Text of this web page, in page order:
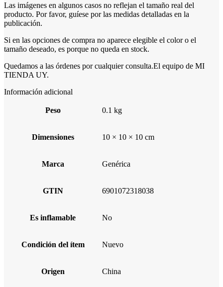
Las imágenes en algunos casos no reflejan el tamaño real del
producto. Por favor, guíese por las medidas detalladas en la
publicación.
Si en las opciones de compra no aparece elegible el color o el
tamaño deseado, es porque no queda en stock.
Quedamos a las órdenes por cualquier consulta.El equipo de MI
TIENDA UY.
Información adicional
Peso 0.1 kg
Dimensiones 10 × 10 × 10 cm
Marca Genérica
GTIN 6901072318038
Es inflamable No
Condición del ítem Nuevo
Origen China